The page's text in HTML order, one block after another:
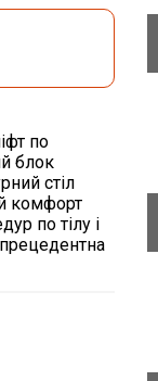
по
блок
стіл
комфорт
по тілу і